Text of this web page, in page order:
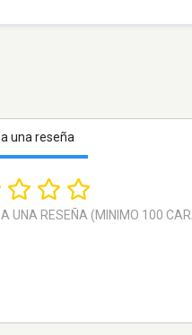
una reseña